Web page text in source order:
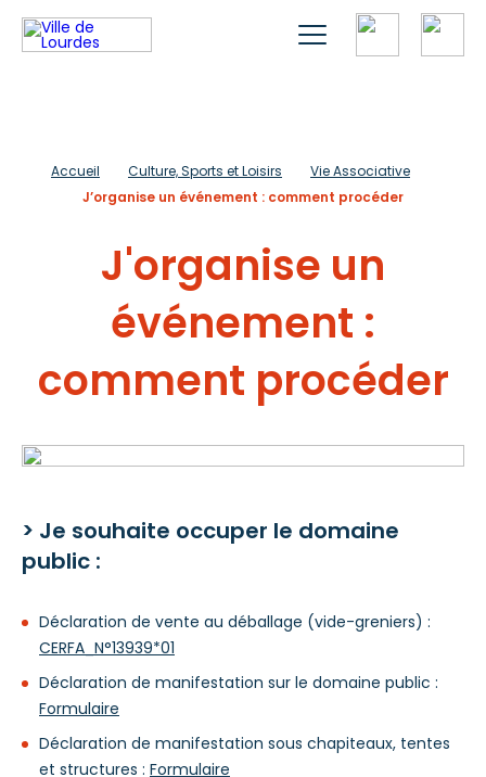
Accueil Culture, Sports et Loisirs
Vie Associative
J’organise un événement : comment procéder
J'organise un
événement :
comment procéder
> Je souhaite occuper le domaine
public :
Déclaration de vente au déballage (vide-greniers) :
CERFA_N°13939*01
Déclaration de manifestation sur le domaine public :
Formulaire
Déclaration de manifestation sous chapiteaux, tentes
et structures : Formulaire